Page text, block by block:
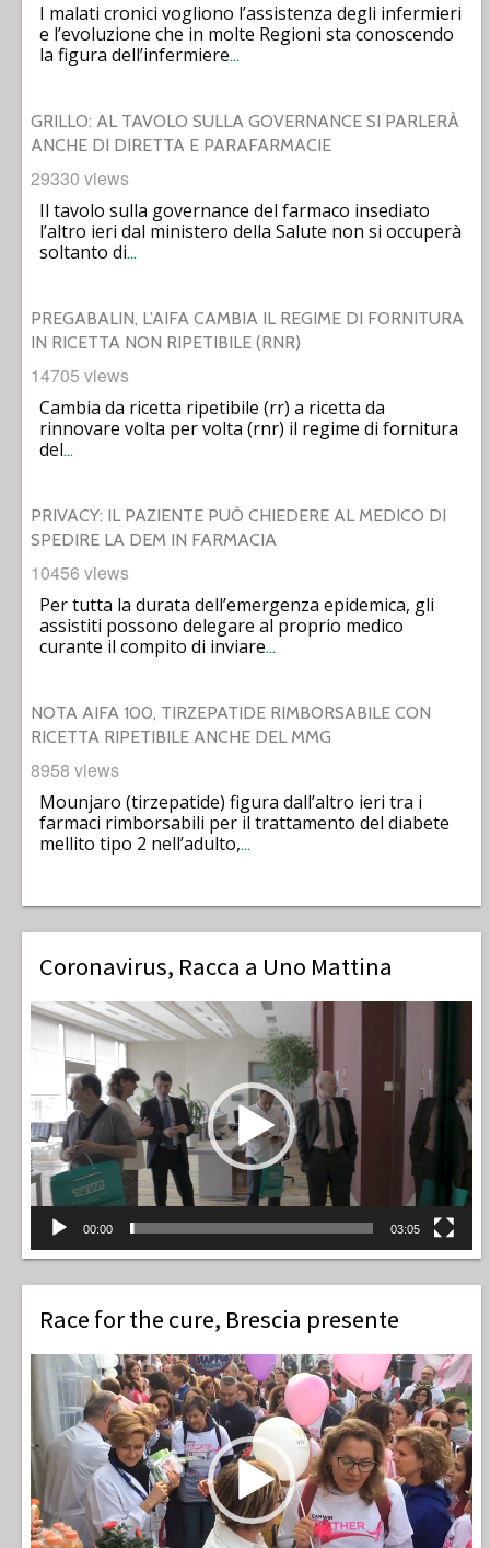
I malati cronici vogliono l’assistenza degli infermieri
e l’evoluzione che in molte Regioni sta conoscendo
la figura dell’infermiere…
GRILLO: AL TAVOLO SULLA GOVERNANCE SI PARLERÀ
ANCHE DI DIRETTA E PARAFARMACIE
29330 views
Il tavolo sulla governance del farmaco insediato
l’altro ieri dal ministero della Salute non si occuperà
soltanto di…
PREGABALIN, L’AIFA CAMBIA IL REGIME DI FORNITURA
IN RICETTA NON RIPETIBILE (RNR)
14705 views
Cambia da ricetta ripetibile (rr) a ricetta da
rinnovare volta per volta (rnr) il regime di fornitura
del…
PRIVACY: IL PAZIENTE PUÒ CHIEDERE AL MEDICO DI
SPEDIRE LA DEM IN FARMACIA
10456 views
Per tutta la durata dell’emergenza epidemica, gli
assistiti possono delegare al proprio medico
curante il compito di inviare…
NOTA AIFA 100, TIRZEPATIDE RIMBORSABILE CON
RICETTA RIPETIBILE ANCHE DEL MMG
8958 views
Mounjaro (tirzepatide) figura dall’altro ieri tra i
farmaci rimborsabili per il trattamento del diabete
mellito tipo 2 nell’adulto,…
Coronavirus, Racca a Uno Mattina
Video
Player
00:00 03:05
Race for the cure, Brescia presente
Video
Player